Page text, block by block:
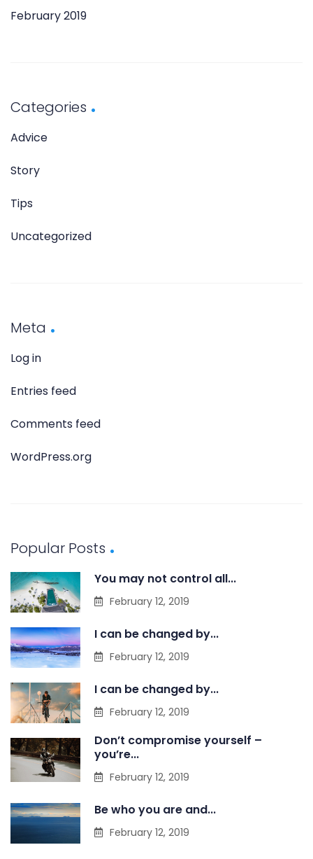
February 2019
Categories
Advice
Story
Tips
Uncategorized
Meta
Log in
Entries feed
Comments feed
WordPress.org
Popular Posts
You may not control all...
February 12, 2019
I can be changed by...
February 12, 2019
I can be changed by...
February 12, 2019
Don’t compromise yourself –
you’re...
February 12, 2019
Be who you are and...
February 12, 2019